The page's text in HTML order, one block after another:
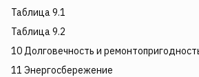
Таблица 9.1
Таблица 9.2
10 Долговечность и
11 Энергосбережение